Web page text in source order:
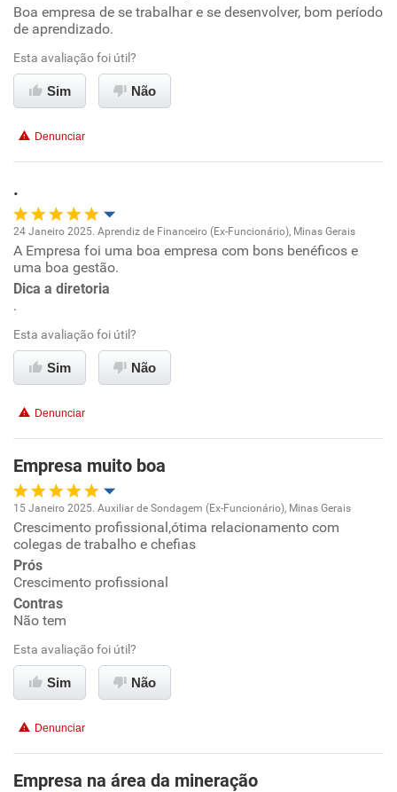
Oportunidade de promoção
Ambiente de trabalho
Conciliação com a vida familiar
Não recomenda a diretoria
Boa empresa de se trabalhar e se desenvolver, bom período
de aprendizado.
Esta avaliação foi útil?
Sim Não
Denunciar
.
Oportunidade de promoção
Ambiente de trabalho
Conciliação com a vida familiar
Benefícios
Recomenda a diretoria
24 Janeiro 2025. Aprendiz de Financeiro (Ex-Funcionário), Minas Gerais
A Empresa foi uma boa empresa com bons benéficos e
uma boa gestão.
Dica a diretoria
.
Esta avaliação foi útil?
Sim Não
Denunciar
Empresa muito boa
Oportunidade de promoção
Ambiente de trabalho
Conciliação com a vida familiar
Benefícios
Recomenda a diretoria
15 Janeiro 2025. Auxiliar de Sondagem (Ex-Funcionário), Minas Gerais
Crescimento profissional,ótima relacionamento com
colegas de trabalho e chefias
Prós
Crescimento profissional
Contras
Não tem
Esta avaliação foi útil?
Sim Não
Denunciar
Empresa na área da mineração